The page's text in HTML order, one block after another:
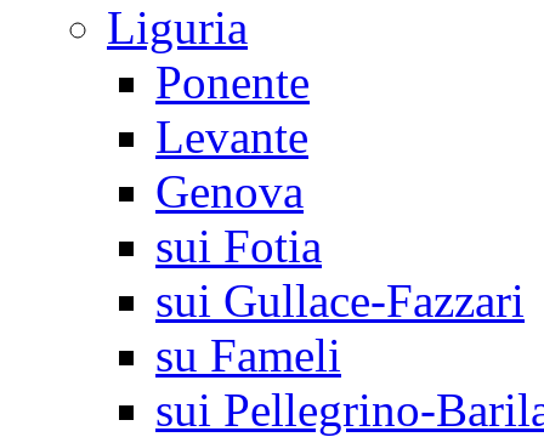
Liguria
Ponente
Levante
Genova
sui Fotia
sui Gullace-Fazzari
su Fameli
sui Pellegrino-